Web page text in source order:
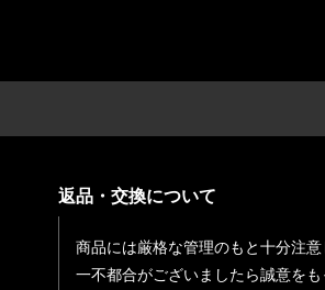
返品・交換について
商品には厳格な管理のもと十分注
一不都合がございましたら誠意を